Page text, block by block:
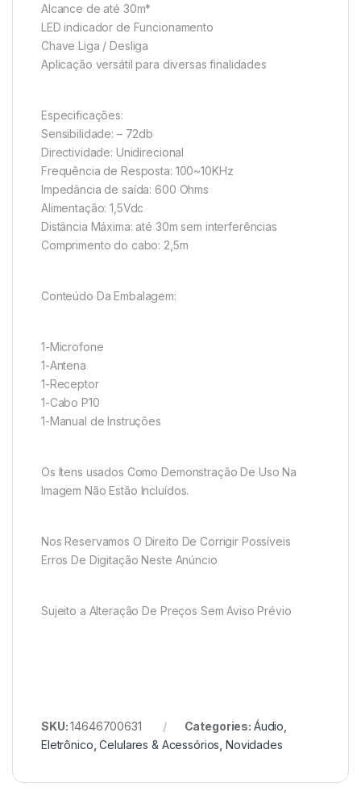
Alcance de até 30m*
LED indicador de Funcionamento
Chave Liga / Desliga
Aplicação versátil para diversas finalidades
Especificações:
Sensibilidade: – 72db
Directividade: Unidirecional
Frequência de Resposta: 100~10KHz
Impedância de saída: 600 Ohms
Alimentação: 1,5Vdc
Distância Máxima: até 30m sem interferências
Comprimento do cabo: 2,5m
Conteúdo Da Embalagem:
1-Microfone
1-Antena
1-Receptor
1-Cabo P10
1-Manual de Instruções
Os Itens usados Como Demonstração De Uso Na
Imagem Não Estão Incluídos.
Nos Reservamos O Direito De Corrigir Possíveis
Erros De Digitação Neste Anúncio
Sujeito a Alteração De Preços Sem Aviso Prévio
SKU:14646700631 Categories: Áudio,
Eletrônico ,Celulares & Acessórios Novidades